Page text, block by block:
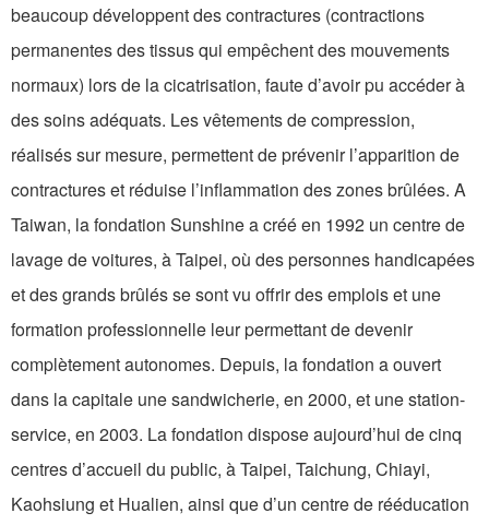
beaucoup développent des contractures (contractions
permanentes des tissus qui empêchent des mouvements
normaux) lors de la cicatrisation, faute d’avoir pu accéder à
des soins adéquats. Les vêtements de compression,
réalisés sur mesure, permettent de prévenir l’apparition de
contractures et réduise l’inflammation des zones brûlées. A
Taiwan, la fondation Sunshine a créé en 1992 un centre de
lavage de voitures, à Taipei, où des personnes handicapées
et des grands brûlés se sont vu offrir des emplois et une
formation professionnelle leur permettant de devenir
complètement autonomes. Depuis, la fondation a ouvert
dans la capitale une sandwicherie, en 2000, et une station-
service, en 2003. La fondation dispose aujourd’hui de cinq
centres d’accueil du public, à Taipei, Taichung, Chiayi,
Kaohsiung et Hualien, ainsi que d’un centre de rééducation